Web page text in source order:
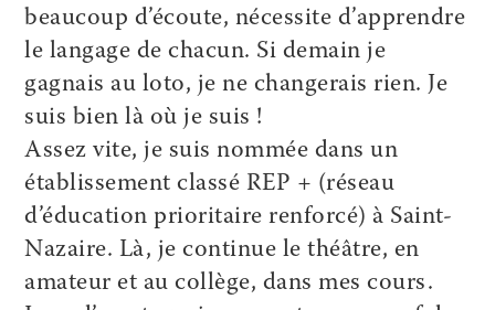
beaucoup d’écoute, nécessite d’apprendre
le langage de chacun. Si demain je
gagnais au loto, je ne changerais rien. Je
suis bien là où je suis !
Assez vite, je suis nommée dans un
établissement classé REP + (réseau
d’éducation prioritaire renforcé) à Saint-
Nazaire. Là, je continue le théâtre, en
amateur et au collège, dans mes cours.